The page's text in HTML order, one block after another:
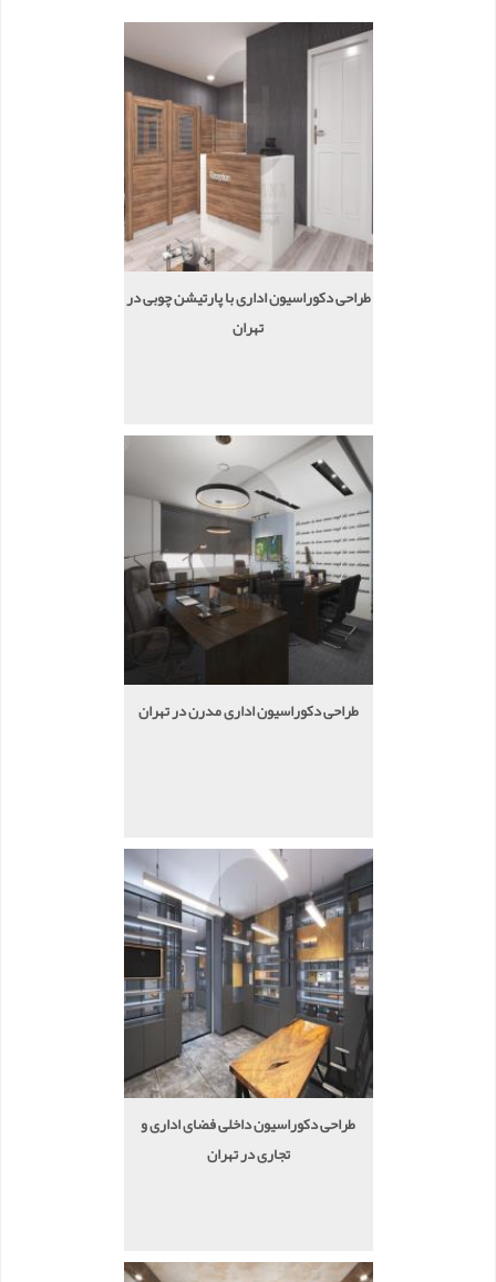
طراحی دکوراسیون اداری با پارتیشن چوبی در
تهران
طراحی دکوراسیون اداری مدرن در تهران
طراحی دکوراسیون داخلی فضای اداری و
تجاری در تهران